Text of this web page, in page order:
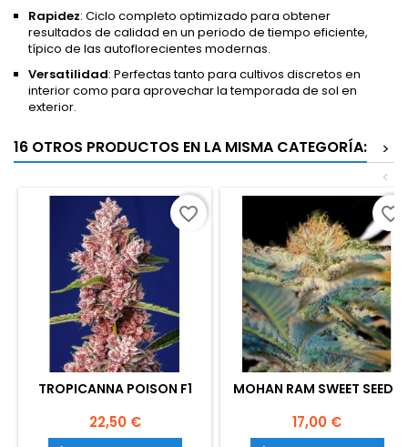
Rapidez: Ciclo completo optimizado para obtener
resultados de calidad en un periodo de tiempo eficiente,
típico de las autoflorecientes modernas.
Versatilidad: Perfectas tanto para cultivos discretos en
interior como para aprovechar la temporada de sol en
exterior.
16 OTROS PRODUCTOS EN LA MISMA CATEGORÍA:
>
<
TROPICANNA POISON F1
Precio
22,50 €
favorite_border
MOHAN RAM SWEET SEEDS
Precio
17,00 €
favorite_border